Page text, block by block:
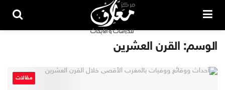
الوسم: القرن العشرين
مقالات